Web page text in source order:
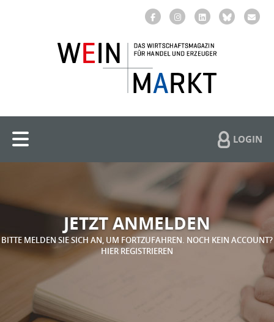
LOGIN
JETZT ANMELDEN
BITTE MELDEN SIE SICH AN, UM FORTZUFAHREN. NOCH KEIN ACCOUNT?
HIER REGISTRIEREN